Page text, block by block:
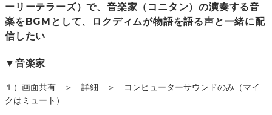
ーリーテラーズ）で、音楽家（コニタン）の演奏する音
楽をBGMとして、ロクディムが物語を語る声と一緒に配
信したい
▼音楽家
１）画面共有 ＞ 詳細 ＞ コンピューターサウンドのみ（マイ
クはミュート）